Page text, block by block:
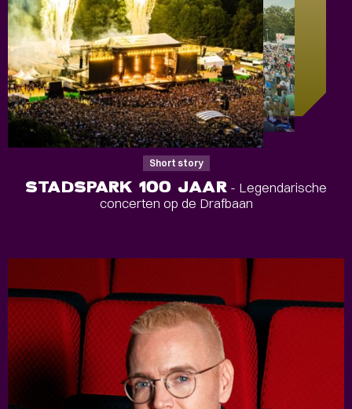
Short story
STADSPARK 100 JAAR - Legendarische
concerten op de Drafbaan